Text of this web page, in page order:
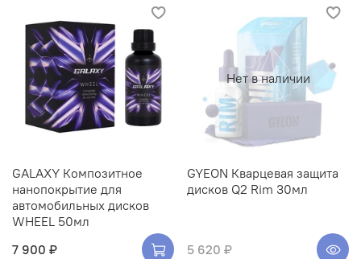
GALAXY Композитное
нанопокрытие для
автомобильных дисков
WHEEL 50мл
7 900 ₽
Нет в наличии
GYEON Кварцевая защита
дисков Q2 Rim 30мл
5 620 ₽